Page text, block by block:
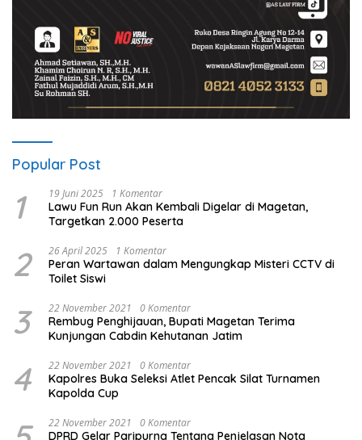
Popular Post
1 19 Juni 2025 1 Komentar
Lawu Fun Run Akan Kembali Digelar di Magetan,
Targetkan 2.000 Peserta
2 26 April 2025 1 Komentar
Peran Wartawan dalam Mengungkap Misteri CCTV di
Toilet Siswi
3 22 November 2021 0 Komentar
Rembug Penghijauan, Bupati Magetan Terima
Kunjungan Cabdin Kehutanan Jatim
4 22 November 2021 0 Komentar
Kapolres Buka Seleksi Atlet Pencak Silat Turnamen
Kapolda Cup
22 November 2021 0 Komentar
DPRD Gelar Paripurna Tentang Penjelasan Nota